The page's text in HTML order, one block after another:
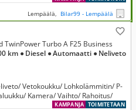
Lempäälä, Bilar99 - Lempäälä
TwinPower Turbo A F25 Business
km ● Diesel ● Automaatti ● Neliveto
Vetokoukku/ Lohkolämmitin/ P-
Kamera/ Vaihto/ Rahoitus/
TOIMITETAAN
KAMPANJA